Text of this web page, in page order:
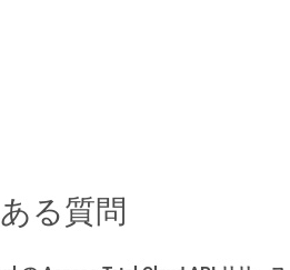
る質問